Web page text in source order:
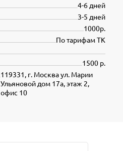
4-6 дней
3-5 дней
1000р.
По тарифам ТК
1500 р.
119331, г. Москва ул. Марии
Ульяновой дом 17а, этаж 2,
офис 10